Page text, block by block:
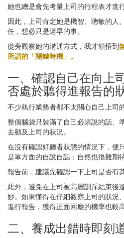
她也總是會先考量上司的行程表才進行
因此，上司肯定她是機智、聰敏的人
任，想必只是遲早的事。
從旁觀察她的溝通方式，我才領悟到
所謂的「關鍵時機」。
一、確認自己在向上
否處於聽得進報告的
不少執行業務者都不太關心自己上司的
整個腦袋只裝滿了自己必須說的話、
去顧及上司的狀況。
在沒有確認好聽者狀態的情況下，便
是單方面的自說自話；自然也很難期
報告前，建議先確認一下上司是否有
此外，避免在上司被高層訓斥結束後
妙。如果懂得在仔細觀察上司的狀況
進行報告，獲得正面回應的機率也較高
二、養成出錯時即刻